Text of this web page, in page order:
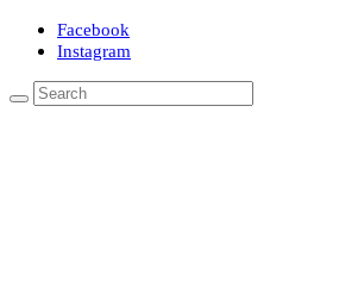
Facebook
Instagram